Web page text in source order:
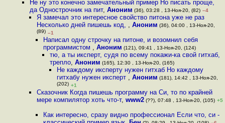
Не ну это конечно замечательный пример Но писать проще,
да Однострочник на пит,Аноним (36), 03:28 , 13-Ноя-20, (82) –4
Я замечал это интересное свойство питона уже не раз
Несколько дней пишешь код, , Аноним (36), 04:00 , 13-Ноя-20,
(89) –1
Написал одну строчку на питоне, и возомнил себя
программистом , Аноним (121), 09:41 , 13-Ноя-20, (124)
тю, а ты иксперт, судя по всему покажи-ка свой гитхаб,
трепло,Аноним (165), 12:30 , 13-Ноя-20, (165)
Не каждому иксперту нужен гитхаб Но каждому
гитхабу нужен иксперт , Аноним (181), 14:42 , 13-Ноя-20,
(202) +1
Сказочник Когда пишешь программу на Си, то по крайней
мере компилятор хоть что-т, www2(??), 07:48 , 13-Ноя-20, (105) +5
Как интересно, сразу видно профессионал Если что, си -